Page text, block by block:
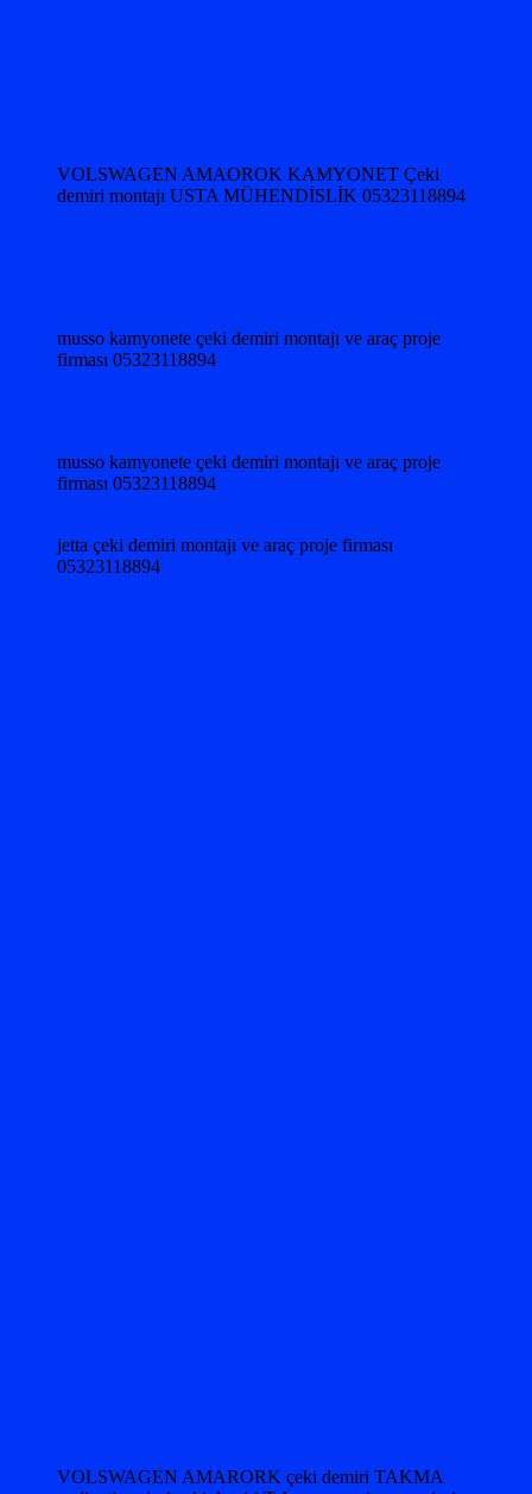
VOLSWAGEN AMAOROK KAMYONET Çeki
demiri montajı USTA MÜHENDİSLİK 05323118894
musso kamyonete çeki demiri montajı ve araç proje
firması 05323118894
musso kamyonete çeki demiri montajı ve araç proje
firması 05323118894
jetta çeki demiri montajı ve araç proje firması
05323118894
VOLSWAGEN AMARORK çeki demiri TAKMA